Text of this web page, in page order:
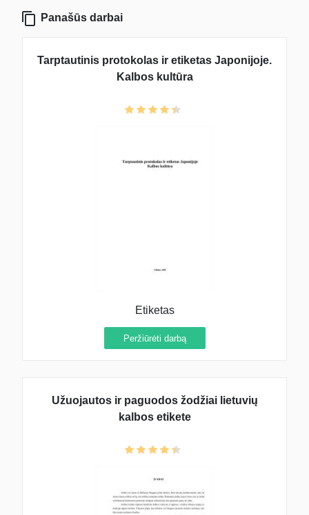
Panašūs darbai
Tarptautinis protokolas ir etiketas Japonijoje.
Kalbos kultūra
Etiketas
Peržiūrėti darbą
Užuojautos ir paguodos žodžiai lietuvių
kalbos etikete